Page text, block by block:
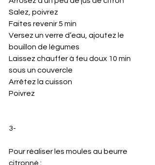
Salez, poivrez
Faites revenir 5 min
Versez un verre d’eau, ajoutez le
bouillon de légumes
Laissez chauffer à feu doux 10 min
sous un couvercle
Arrêtez la cuisson
Poivrez
3-
Pour réaliser les moules au beurre
citronné :